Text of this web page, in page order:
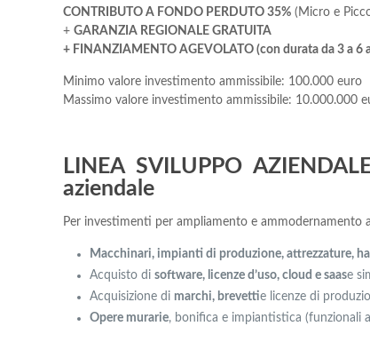
CONTRIBUTO A FONDO PERDUTO 35% (Micro e
+GARANZIA REGIONALE GRATUITA
+ FINANZIAMENTO AGEVOLATO (con durata da 3 a 6
Minimo valore investimento ammissibile: 100.000 euro
Massimo valore investimento ammissibile: 10.000.000
LINEA SVILUPPO
aziendale
Per investimenti per ampliamento e
Macchinari, impianti di produzione, attrezzature,
Acquisto disoftware, licenze d’uso, cloud e saase
Acquisizione di marchi, brevettie licenze di
Opere murarie, bonifica e impiantistica (funzionali